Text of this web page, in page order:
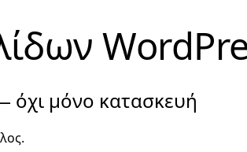
όχι μόνο κατασκευή